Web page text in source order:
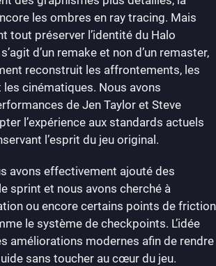
les ombres en ray tracing. Mais
tout préserver l’identité du Halo
d’un remake et non d’un remaster,
reconstruit les affrontements, les
cinématiques. Nous avons
de Jen Taylor et Steve
l’expérience aux standards actuels
l’esprit du jeu original.
avons effectivement ajouté des
sprint et nous avons cherché à
ou encore certains points de friction
le système de checkpoints. L’idée
améliorations modernes afin de rendre
sans toucher au cœur du jeu.